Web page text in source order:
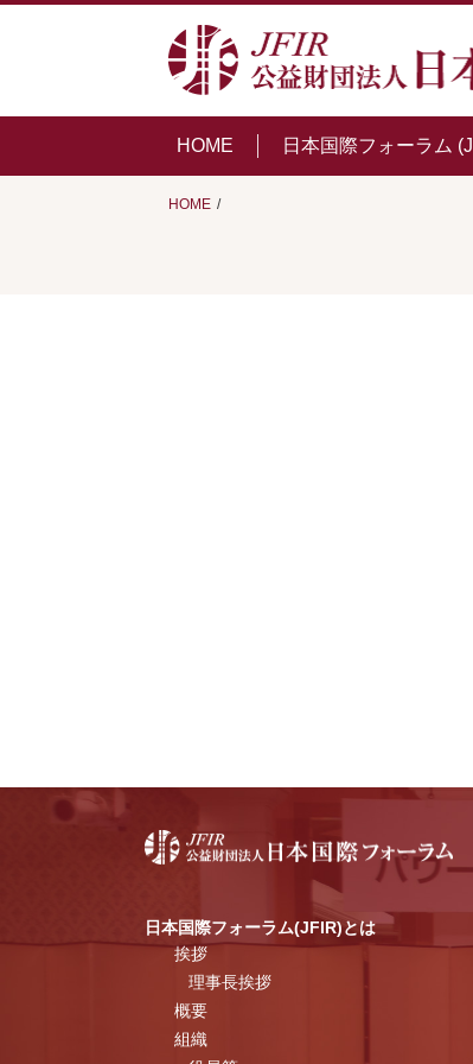
HOME 日本国際フォーラム
HOME
日本国際フォーラム(JFIR)とは
挨拶
理事長挨拶
概要
組織